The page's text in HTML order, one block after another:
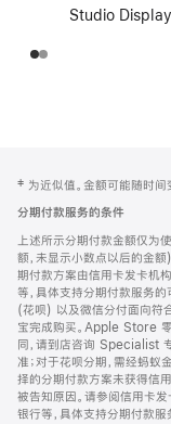
Studio Display
页
页
脚
注
‡ 为近似值。金额可能随时间
分期付款服务的条件
上述所示分期付款金额仅为
额，未显示小数点以后的金额
期付款方案由信用卡发卡机
等，具体支持分期付款服务
(花呗) 以及微信分付面向符
宝完成购买。Apple Store
同，请到店咨询 Specialist
准；对于花呗分期，需经蚂蚁
择的分期付款方案未获得信
被告知原因。请参阅信用卡
银行等，具体支持分期付款